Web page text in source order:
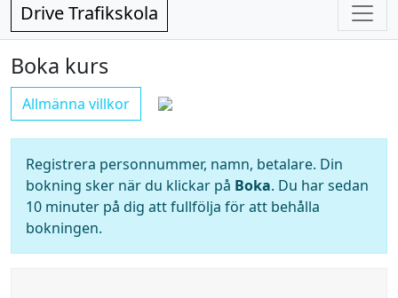
Drive Trafikskola
Boka kurs
Allmänna villkor
Registrera personnummer, namn, betalare. Din
bokning sker när du klickar på Boka. Du har sedan
10 minuter på dig att fullfölja för att behålla
bokningen.